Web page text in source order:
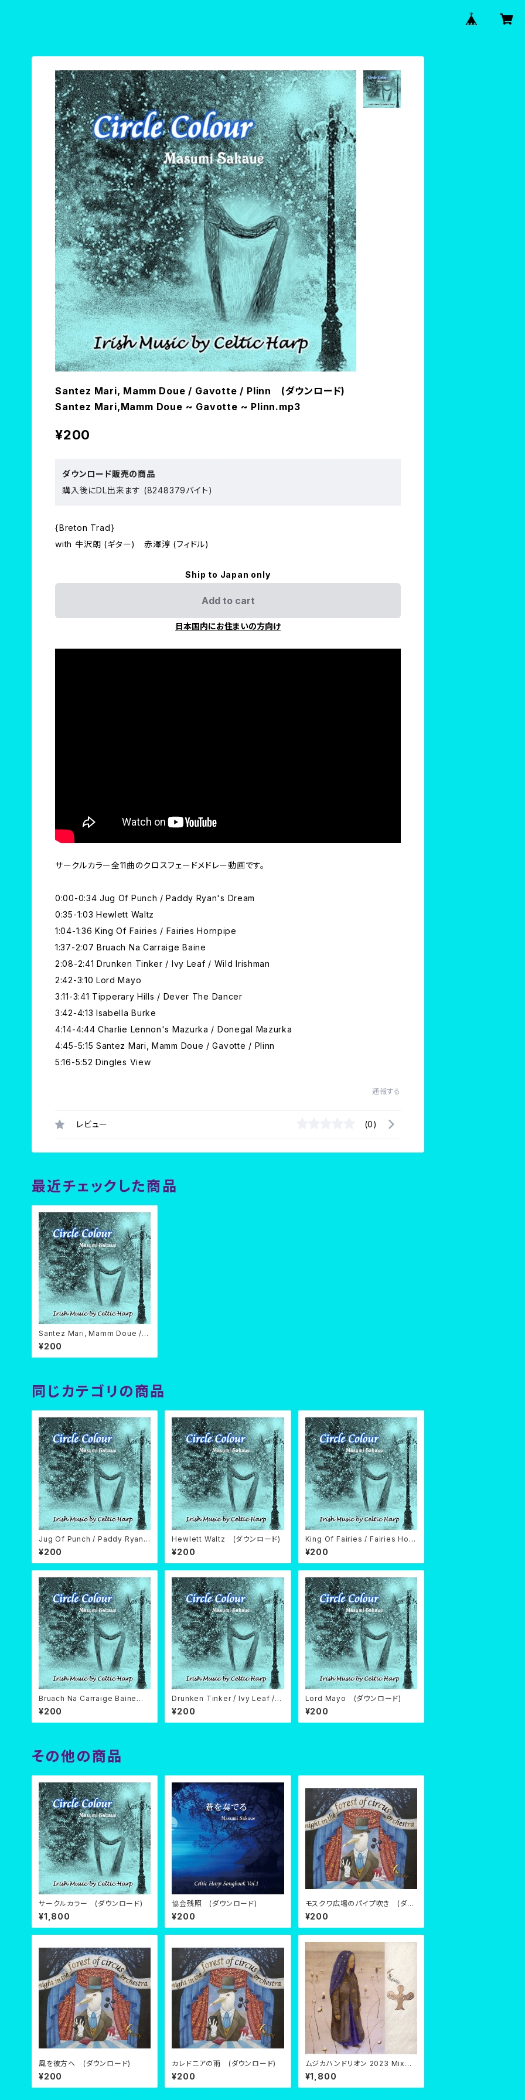
Santez Mari, Mamm Doue / Gavotte / Plinn (ダウンロード)
Santez Mari,Mamm Doue ~ Gavotte ~ Plinn.mp3
¥200
ダウンロード販売の商品
購入後にDL出来ます (8248379バイト)
{Breton Trad}
with 牛沢朗 (ギター) 赤澤淳 (フィドル)
Ship to Japan only
Add to cart
日本国内にお住まいの方向け
サークルカラー全11曲のクロスフェードメドレー動画です。
0:00-0:34 Jug Of Punch / Paddy Ryan's Dream
0:35-1:03 Hewlett Waltz
1:04-1:36 King Of Fairies / Fairies Hornpipe
1:37-2:07 Bruach Na Carraige Baine
2:08-2:41 Drunken Tinker / Ivy Leaf / Wild Irishman
2:42-3:10 Lord Mayo
3:11-3:41 Tipperary Hills / Dever The Dancer
3:42-4:13 Isabella Burke
4:14-4:44 Charlie Lennon's Mazurka / Donegal Mazurka
4:45-5:15 Santez Mari, Mamm Doue / Gavotte / Plinn
5:16-5:52 Dingles View
通報する
レビュー (0)
最近チェックした商品
Santez Mari, Mamm Doue / G
avotte / Plinn (ダウンロード)
¥200
同じカテゴリの商品
Jug Of Punch / Paddy Ryan's
Dream (ダウンロード)
¥200
Hewlett Waltz (ダウンロード)
¥200
King Of Fairies / Fairies Horn
pipe (ダウンロード)
¥200
Bruach Na Carraige Baine
(ダウンロード)
¥200
Drunken Tinker / Ivy Leaf /
Wild Irishman (ダウンロード)
¥200
Lord Mayo (ダウンロード)
¥200
その他の商品
サークルカラー (ダウンロード)
¥1,800
協会残照 (ダウンロード)
¥200
モスクワ広場のパイプ吹き (ダウ
ンロード)
¥200
風を彼方へ (ダウンロード)
¥200
カレドニアの雨 (ダウンロード)
¥200
ムジカハンドリオン 2023 Mix
(ダウンロード)
¥1,800